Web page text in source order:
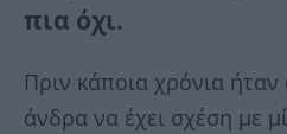
πια όχι.
Πριν κάποια χρόνια
άνδρα να έχει σχέση με